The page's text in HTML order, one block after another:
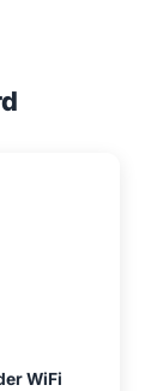
WiFi